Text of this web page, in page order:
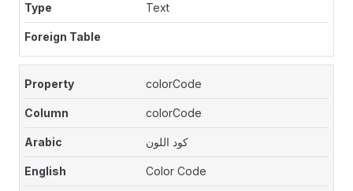
Text
colorCode
colorCode
كود اللون
Color Code